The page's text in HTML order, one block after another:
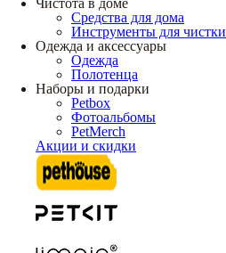
Чистота в доме
Средства для дома
Инструменты для
Одежда и аксессуары
Одежда
Полотенца
Наборы и подарки
Petbox
Фотоальбомы
PetMerch
Акции и скидки